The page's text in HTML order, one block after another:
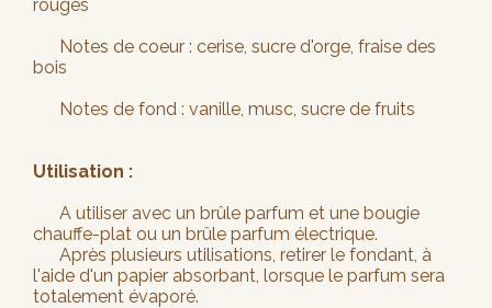
rouges
Notes de coeur : cerise, sucre d'orge, fraise des
bois
Notes de fond : vanille, musc, sucre de fruits
Utilisation :
A utiliser avec un brûle parfum et une bougie
chauffe-plat ou un brûle parfum électrique.
Après plusieurs utilisations, retirer le fondant, à
l'aide d'un papier absorbant, lorsque le parfum sera
totalement évaporé.